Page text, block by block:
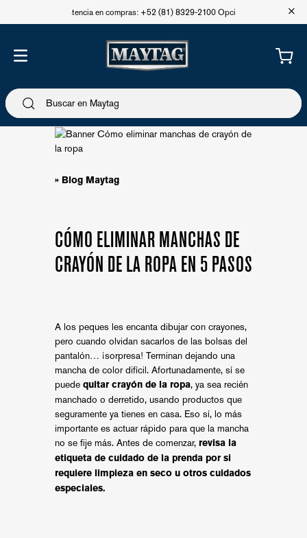
Asistencia en compras: +52 (81) 8329-2100 Opción 1 +
» Blog Maytag
CÓMO ELIMINAR MANCHAS DE
CRAYÓN DE LA ROPA EN 5 PASOS
A los peques les encanta dibujar con crayones,
pero cuando olvidan sacarlos de las bolsas del
pantalón… ¡sorpresa! Terminan dejando una
mancha de color difícil. Afortunadamente, sí se
puede quitar crayón de la ropa, ya sea recién
manchado o derretido, usando productos que
seguramente ya tienes en casa. Eso sí, lo más
importante es actuar rápido para que la mancha
no se fije más. Antes de comenzar, revisa la
etiqueta de cuidado de la prenda por si
requiere limpieza en seco u otros cuidados
especiales.